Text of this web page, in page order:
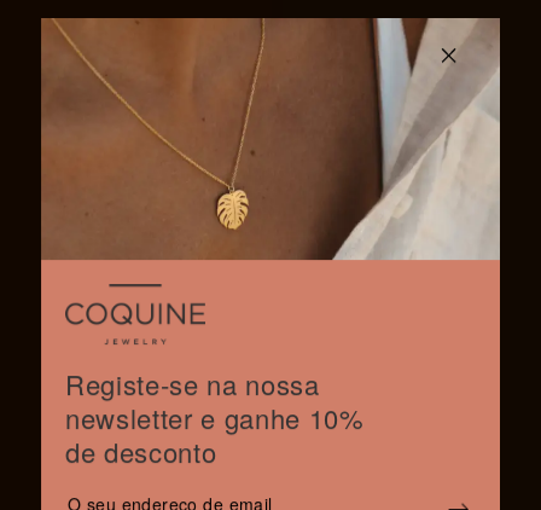
Registe-se na nossa
newsletter e ganhe 10%
de desconto